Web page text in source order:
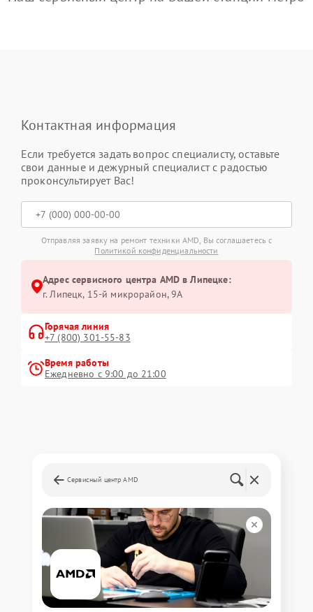
Контактная информация
Если требуется задать вопрос специалисту, оставьте
свои данные и дежурный специалист с радостью
проконсультирует Вас!
Отправляя заявку на ремонт техники AMD, Вы соглашаетесь с
Политикой конфиденциальности
Адрес сервисного центра AMD в Липецке:
г. Липецк, 15-й микрорайон, 9А
Горячая линия
+7 (800) 301-55-83
Время работы
Ежедневно с 9:00 до 21:00
Сервисный центр AMD